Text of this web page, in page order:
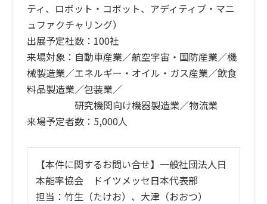
ティ、ロボット・コボット、アディティブ・マニ
ュファクチャリング）
出展予定社数：100社
来場対象：自動車産業／航空宇宙・国防産業／機
械製造業／エネルギー・オイル・ガス産業／飲食
料品製造業／包装業／
研究機関向け機器製造業／物流業
来場予定者数：5,000人
【本件に関するお問い合せ】一般社団法人日
本能率協会 ドイツメッセ日本代表部
担当：竹生（たけお）、大津（おおつ）